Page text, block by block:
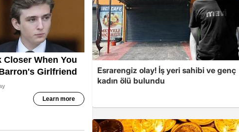
Esrarengiz olay! İş yeri sahibi ve genç
kadın ölü bulundu